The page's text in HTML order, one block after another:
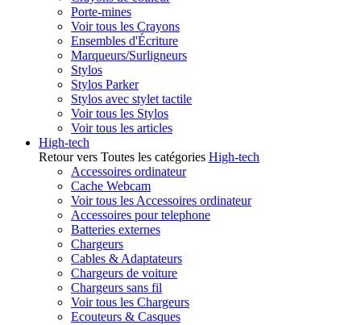
Porte-mines
Voir tous les Crayons
Ensembles d'Écriture
Marqueurs/Surligneurs
Stylos
Stylos Parker
Stylos avec stylet tactile
Voir tous les Stylos
Voir tous les articles
High-tech
Retour vers Toutes les catégories High-tech
Accessoires ordinateur
Cache Webcam
Voir tous les Accessoires ordinateur
Accessoires pour telephone
Batteries externes
Chargeurs
Cables & Adaptateurs
Chargeurs de voiture
Chargeurs sans fil
Voir tous les Chargeurs
Ecouteurs & Casques